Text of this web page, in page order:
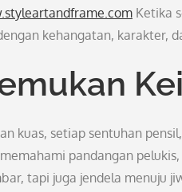
Ketika
kehangatan, karakter,
kuas, setiap sentuhan
pandangan
tapi juga jendela menuju